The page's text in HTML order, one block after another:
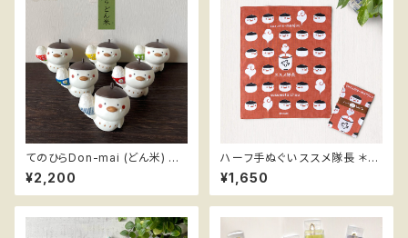
てのひらDon-mai (どん米) ＊
お茶碗 ハンドメイドフィギュア
ススメ隊長
¥2,200
ハーフ手ぬぐい ススメ隊長 ＊ま
んじゅう
¥1,650